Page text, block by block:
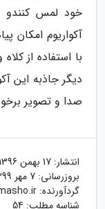
خود لمس کنندو
آکواریوم امکان
با استفاده از
دیگر جاذبه این
صدا و تصویر
انتشار: 17 بهمن 1396
بروزرسانی: 7 مهر 1399
گردآورنده:
شناسه مطلب: 54